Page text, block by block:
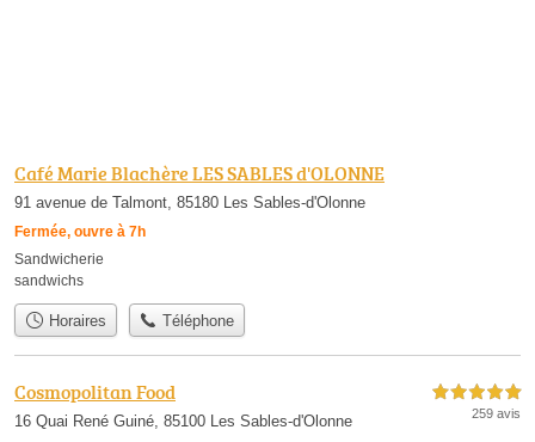
Café Marie Blachère LES SABLES d'OLONNE
91 avenue de Talmont, 85180 Les Sables-d'Olonne
Fermée, ouvre à 7h
Sandwicherie
sandwichs
Horaires Téléphone
Cosmopolitan Food
16 Quai René Guiné, 85100 Les Sables-d'Olonne
5,0 étoiles sur 5
259 avis